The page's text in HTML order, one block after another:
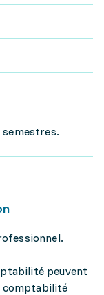
peuvent
comptabilité